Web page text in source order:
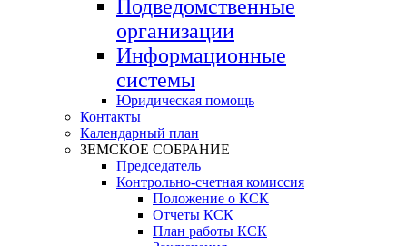
Подведомственные
организации
Информационные
системы
Юридическая помощь
Контакты
Календарный план
ЗЕМСКОЕ СОБРАНИЕ
Председатель
Контрольно-счетная комиссия
Положение о КСК
Отчеты КСК
План работы КСК